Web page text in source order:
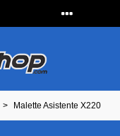
> Malette Asistente X220